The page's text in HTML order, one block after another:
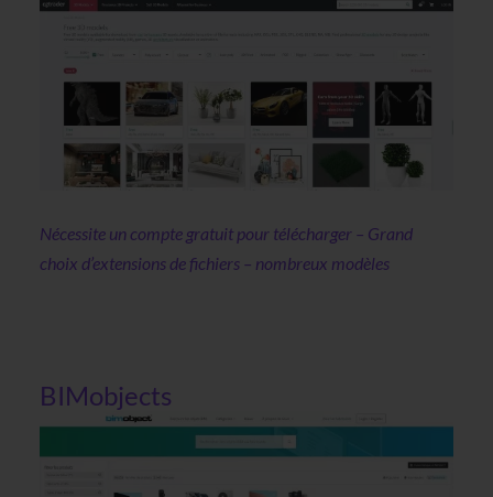
Nécessite un compte gratuit pour télécharger – Grand
choix d’extensions de fichiers – nombreux modèles
BIMobjects